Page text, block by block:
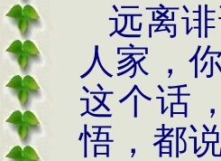
远离
人家，
这个话
悟，都